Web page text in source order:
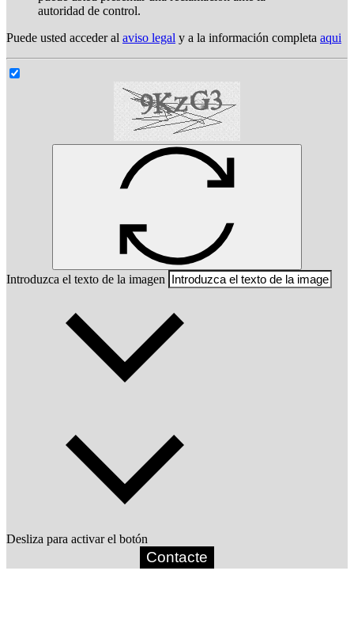
autoridad de control.
Puede usted acceder al aviso legal y a la información completa aqui
Introduzca el texto de la imagen
Desliza para activar el botón
Contacte